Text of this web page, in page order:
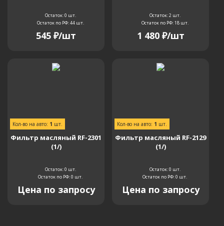
Остаток: 0 шт.
Остаток по РФ: 44шт.
545 ₽/шт
Остаток: 2 шт.
Остаток по РФ: 18шт.
1 480₽/шт
Кол-во на авто: 1 шт.
Фильтр масляный RF-2301
(1/)
Остаток: 0 шт.
Остаток по РФ: 0 шт.
Цена по запросу
Кол-во на авто: 1 шт.
Фильтр масляный RF-2129
(1/)
Остаток: 0 шт.
Остаток по РФ: 0 шт.
Цена по запросу